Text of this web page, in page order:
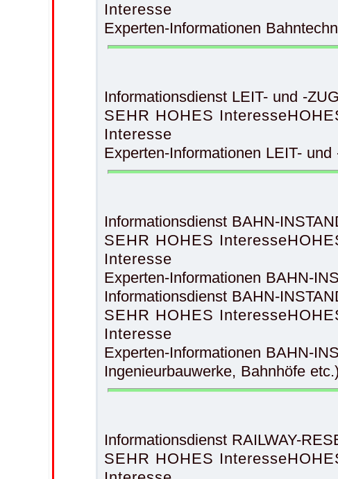
Interesse
Experten-Informationen
Informationsdienst LEIT- und -
SEHR HOHES Interesse
Interesse
Experten-Informationen LEIT-
Informationsdienst BAHN-
SEHR HOHES Interesse
Interesse
Experten-Informationen BAHN-
Informationsdienst BAHN-
SEHR HOHES Interesse
Interesse
Experten-Informationen BAHN-
Ingenieurbauwerke, Bahnhöfe etc.)
Informationsdienst RAILWAY-
SEHR HOHES Interesse